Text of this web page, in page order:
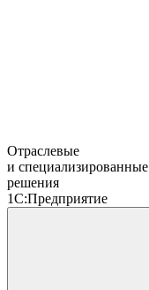
Отраслевые
и специализированные
решения
1С:Предприятие